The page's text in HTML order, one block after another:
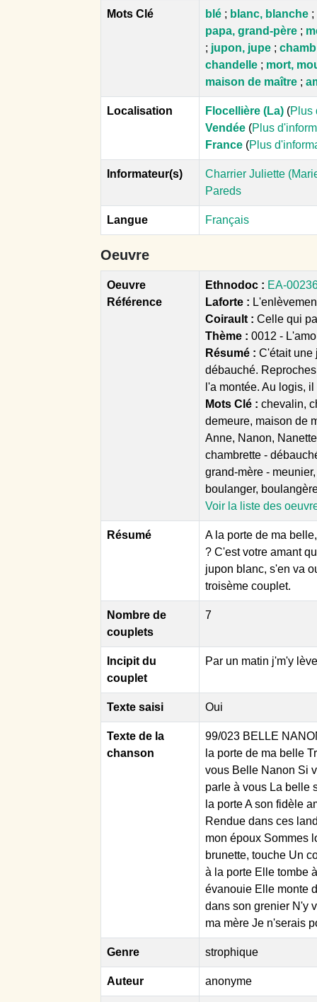
Mots Clé blé ; blanc, blanche ;
papa, grand-père ;
; jupon, jupe ;
chandelle ; mort,
maison de maître ;
Localisation Flocellière (La) (Plus
Vendée (Plus
France (Plus
Informateur(s)
Charrier Juliette
Pareds
Langue Français
Oeuvre
Oeuvre
Référence
Ethnodoc : EA-
Laforte :
Coirault : Celle qui
Thème : 0012 -
Résumé : C'était une
débauché.
l'a montée. Au logis,
Mots Clé : chevalin,
demeure, maison de
Anne, Nanon,
chambrette -
grand-mère -
boulanger,
Voir la liste des
Résumé
A la porte de ma
? C'est votre amant
jupon blanc, s'en va
troisème couplet.
Nombre de
couplets
7
Incipit du
couplet
Par un matin j'm'y
Texte saisi Oui
Texte de la
chanson
99/023 BELLE
la porte de ma belle
vous Belle Nanon Si
parle à vous La belle
la porte A son fidèle
Rendue dans ces
mon époux Sommes
brunette, touche Un
à la porte Elle tombe
évanouie Elle monte
dans son grenier N'y
ma mère Je n'serais
Genre strophique
Auteur anonyme